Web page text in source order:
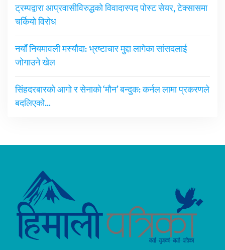
ट्रम्पद्वारा आप्रवासीविरुद्धको विवादास्पद पोस्ट सेयर, टेक्सासमा
चर्कियो विरोध
नयाँ नियमावली मस्यौदा: भ्रष्टाचार मुद्दा लागेका सांसदलाई
जोगाउने खेल
सिंहदरबारको आगो र सेनाको ‘मौन’ बन्दुक: कर्नल लामा प्रकरणले
बदलिएको…